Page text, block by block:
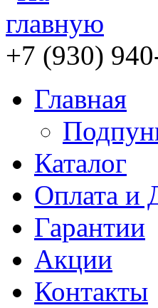
+7 (930)
Главная
Каталог
Оплата и
Гарантии
Акции
Контакты